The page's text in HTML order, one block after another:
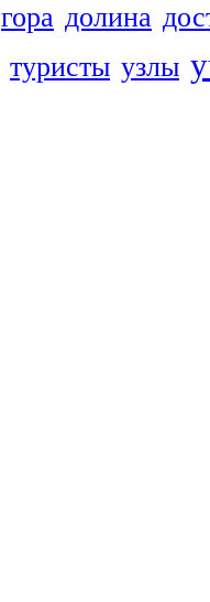
гора долина
туристы узлы